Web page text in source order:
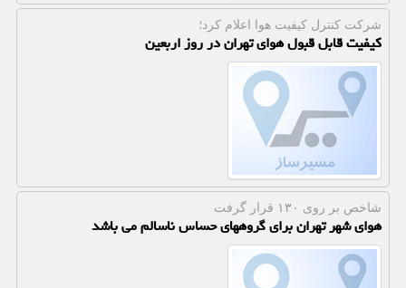
شركت كنترل كیفیت هوا اعلام كرد؛
کیفیت قابل قبول هوای تهران در روز اربعین
شاخص بر روی ۱۳۰ قرار گرفت
هوای شهر تهران برای گروههای حساس ناسالم می باشد